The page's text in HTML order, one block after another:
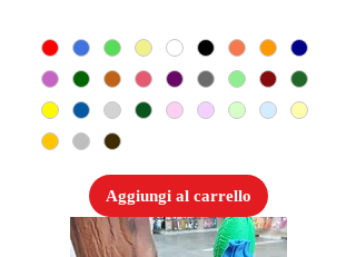
Aggiungi al carrello